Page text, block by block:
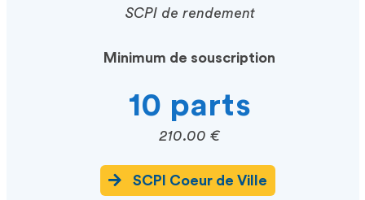
SCPI de rendement
Minimum de souscription
10 parts
210.00 €
SCPI Coeur de Ville